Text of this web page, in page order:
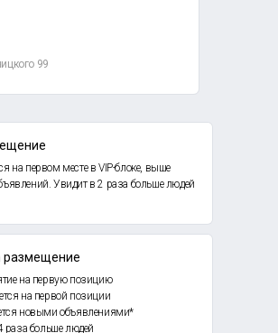
99
на первом месте в VIP-блоке, выше
Увидит в 2 раза больше людей
размещение
на первую позицию
на первой позиции
новыми объявлениями*
раза больше людей